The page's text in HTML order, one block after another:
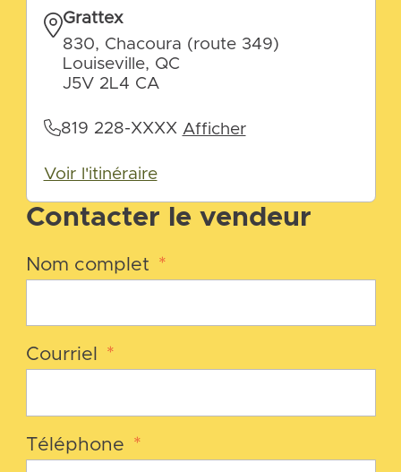
Contacter le vendeur
Nom complet *
Courriel *
Téléphone *
Grattex
830, Chacoura (route 349)
Louiseville, QC
J5V 2L4 CA
819 228-XXXX Afficher
Voir l'itinéraire